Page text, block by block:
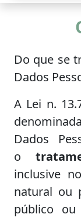
Do que se
Dados
A Lei n.
Dados
o
inclusive
natural ou
público